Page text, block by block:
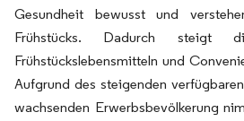
Gesundheit bewusst und
Frühstücks. Dadurch steigt
Frühstückslebensmitteln und
Aufgrund des steigenden
wachsenden Erwerbsbevölkerung